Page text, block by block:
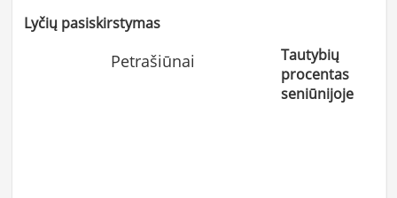
Lyčių pasiskirstymas
Petrašiūnai
Tautybių
procentas
seniūnijoje